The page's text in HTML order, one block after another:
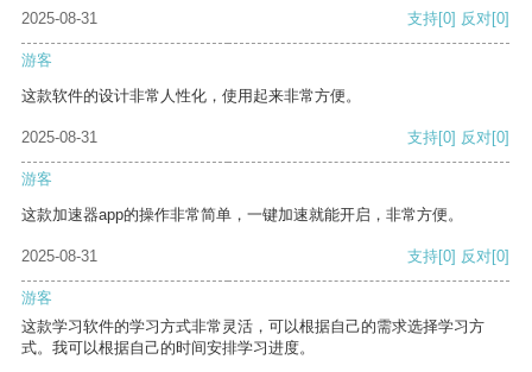
2025-08-31
支持[0] 反对[0]
游客
这款软件的设计非常人性化，使用起来非常方便。
2025-08-31 支持[0] 反对[0]
游客
这款加速器app的操作非常简单，一键加速就能开启，非常方便。
2025-08-31 支持[0] 反对[0]
游客
这款学习软件的学习方式非常灵活，可以根据自己的需求选择学习方
式。我可以根据自己的时间安排学习进度。